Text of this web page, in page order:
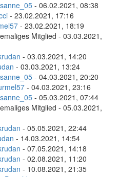
- 06.02.2021, 08:38
- 23.02.2021, 17:16
- 23.02.2021, 18:19
Mitglied - 03.03.2021,
- 03.03.2021, 14:20
- 03.03.2021, 13:24
- 04.03.2021, 20:20
- 04.03.2021, 23:16
- 05.03.2021, 07:44
Mitglied - 05.03.2021,
- 05.05.2021, 22:44
- 14.03.2021, 14:54
- 07.05.2021, 14:18
- 02.08.2021, 11:20
- 10.08.2021, 21:35